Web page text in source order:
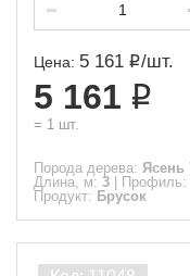
Цена: 5 161 /шт.
5 161
= 1 шт.
Порода дерева: Ясень
Длина, м: 3 Профиль:
Продукт: Брусок